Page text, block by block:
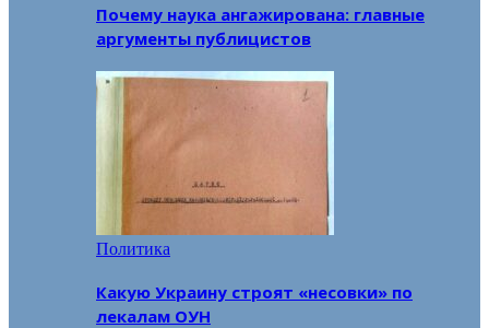
Почему наука ангажирована: главные
аргументы публицистов
Политика
Какую Украину строят «несовки» по
лекалам ОУН